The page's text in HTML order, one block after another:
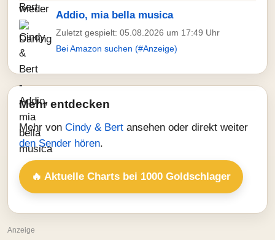
Addio, mia bella musica
Zuletzt gespielt: 05.08.2026 um 17:49 Uhr
Bei Amazon suchen (#Anzeige)
Mehr entdecken
Mehr von Cindy & Bert ansehen oder direkt weiter
den Sender hören.
🔥 Aktuelle Charts bei 1000 Goldschlager
Anzeige